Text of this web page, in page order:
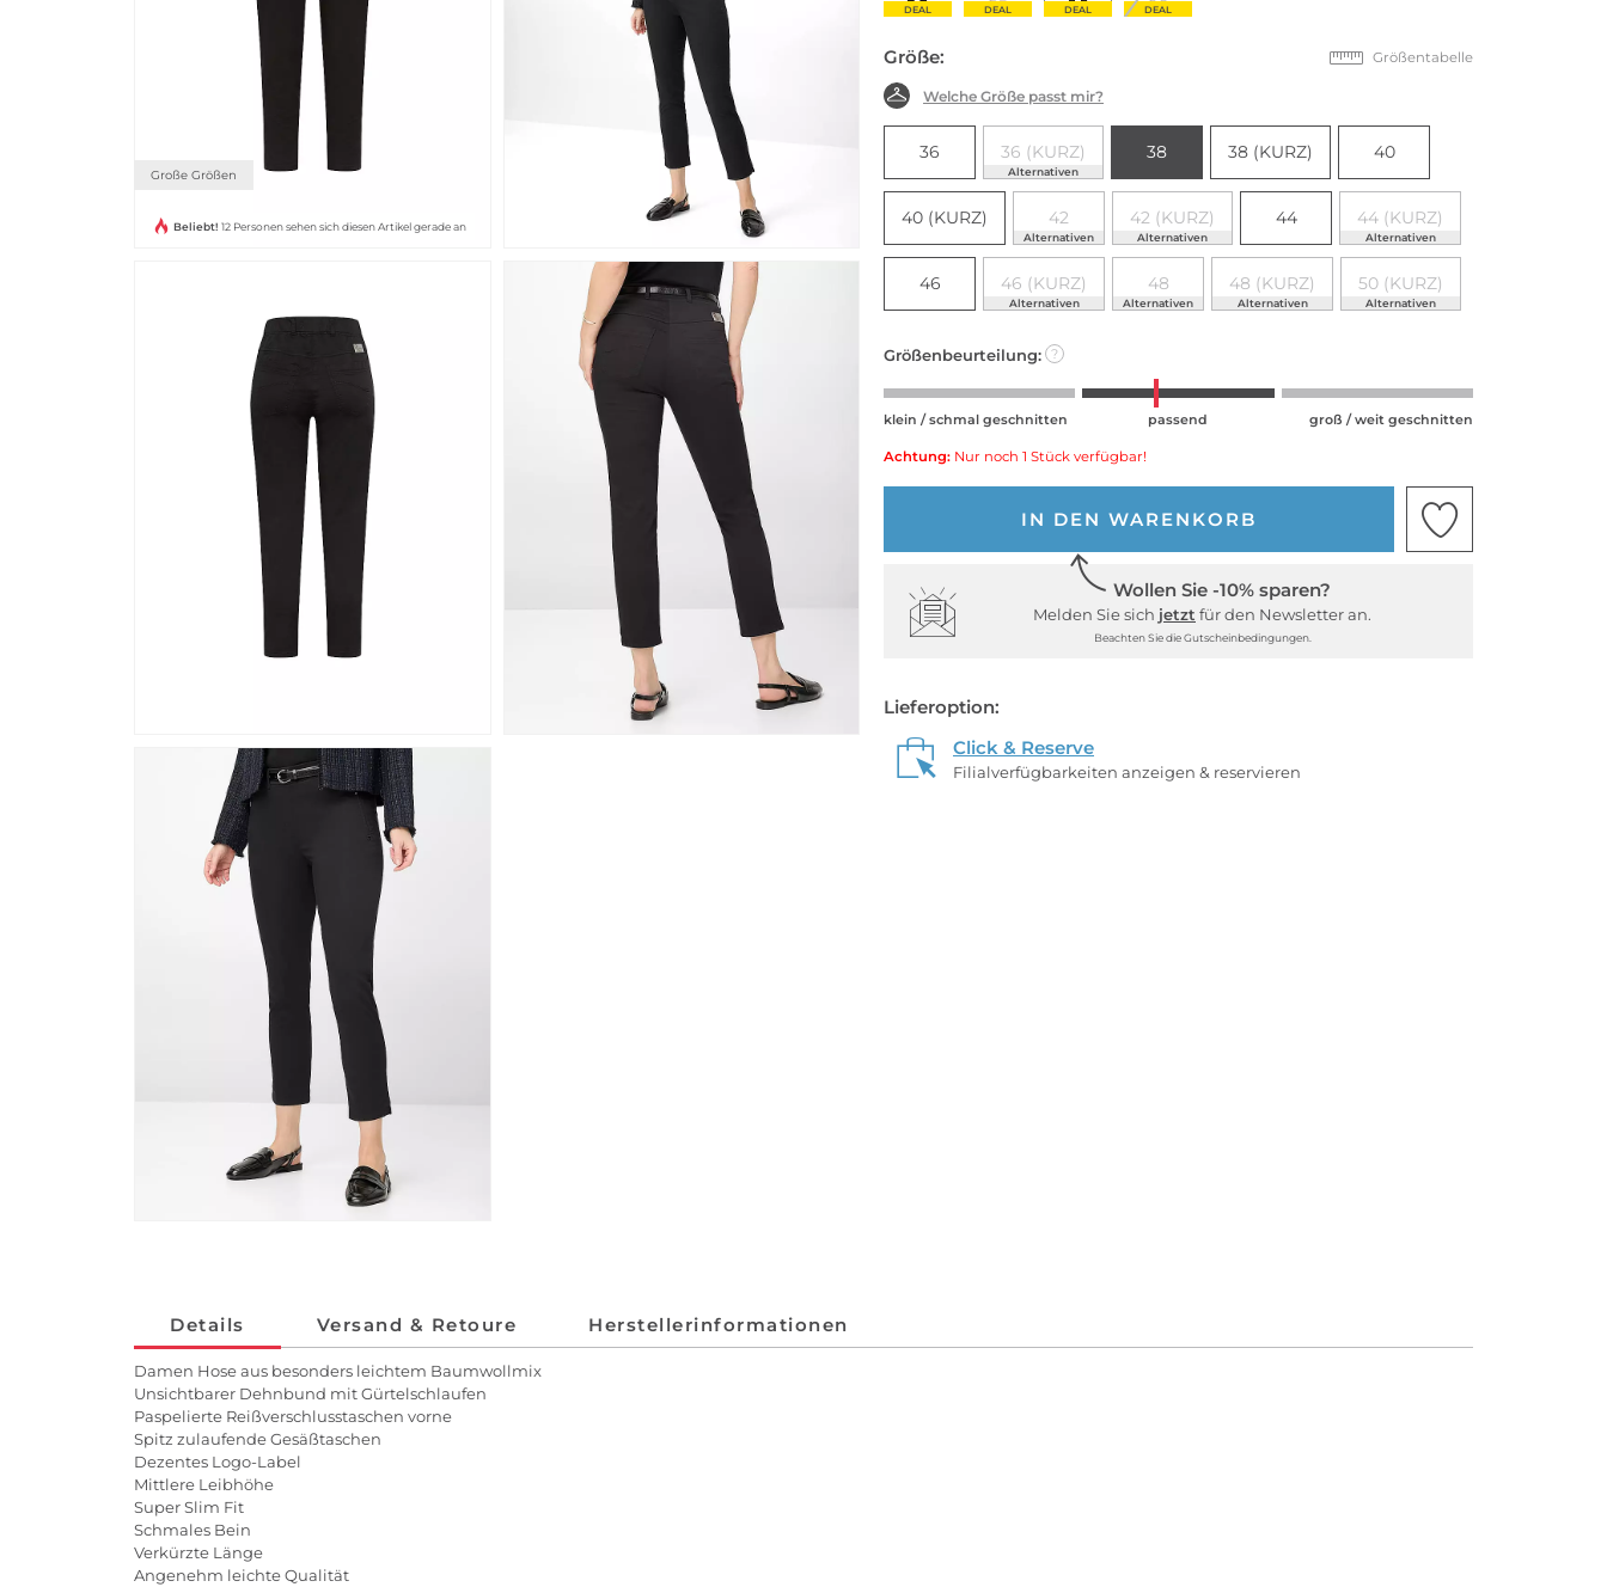
Große Größen
Beliebt! 12 Personen sehen sich diesen Artikel gerade an
DEAL DEAL DEAL DEAL
Größe: Größentabelle
Welche Größe passt mir?
36 36 (KURZ)
Alternativen
38 38 (KURZ) 40
40 (KURZ) 42
Alternativen
42 (KURZ)
Alternativen
44 44 (KURZ)
Alternativen
46 46 (KURZ)
Alternativen
48
Alternativen
48 (KURZ)
Alternativen
50 (KURZ)
Alternativen
Größenbeurteilung: ?
klein / schmal geschnitten passend groß / weit geschnitten
Achtung: Nur noch 1 Stück verfügbar!
IN DEN WARENKORB
Wollen Sie -10% sparen?
Melden Sie sich jetzt für den Newsletter an.
Beachten Sie die Gutscheinbedingungen.
Lieferoption:
Click & Reserve
Filialverfügbarkeiten anzeigen & reservieren
Details Versand & Retoure Herstellerinformationen
Damen Hose aus besonders leichtem Baumwollmix
Unsichtbarer Dehnbund mit Gürtelschlaufen
Paspelierte Reißverschlusstaschen vorne
Spitz zulaufende Gesäßtaschen
Dezentes Logo-Label
Mittlere Leibhöhe
Super Slim Fit
Schmales Bein
Verkürzte Länge
Angenehm leichte Qualität